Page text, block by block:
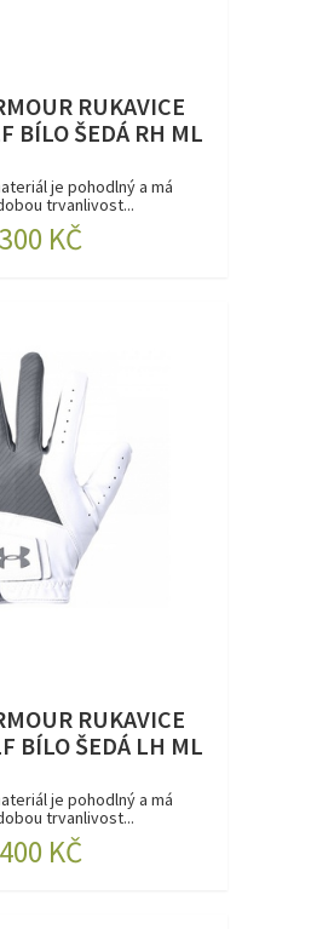
RUKAVICE
BÍLO ŠEDÁ RH ML
je pohodlný a má
trvanlivost...
300 KČ
RUKAVICE
BÍLO ŠEDÁ LH ML
je pohodlný a má
trvanlivost...
400 KČ